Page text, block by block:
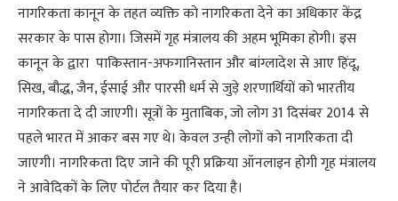
नागरिकता कानून के तहत व्यक्ति को नागरिकता देने का अधिकार केंद्र
सरकार के पास होगा। जिसमें गृह मंत्रालय की अहम भूमिका होगी। इस
कानून के द्वारा पाकिस्तान-अफगानिस्तान और बांग्लादेश से आए हिंदू,
सिख, बौद्ध, जैन, ईसाई और पारसी धर्म से जुड़े शरणार्थियों को भारतीय
नागरिकता दे दी जाएगी। सूत्रों के मुताबिक, जो लोग 31 दिसंबर 2014 से
पहले भारत में आकर बस गए थे। केवल उन्ही लोगों को नागरिकता दी
जाएगी। नागरिकता दिए जाने की पूरी प्रक्रिया ऑनलाइन होगी गृह मंत्रालय
ने आवेदिकों के लिए पोर्टल तैयार कर दिया है।